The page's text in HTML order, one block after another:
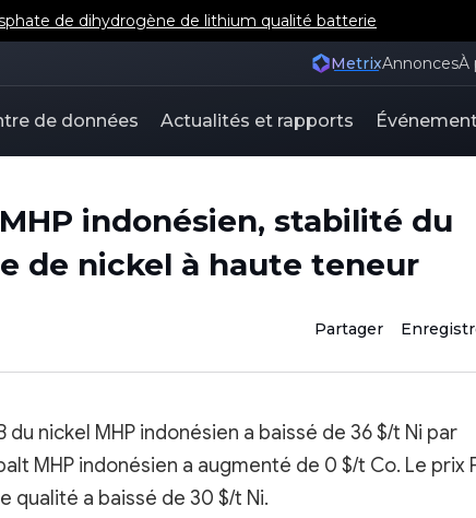
de dihydrogène de lithium qualité batterie
MetrixAnnoncesÀ
de données Actualités et rapports
indonésien, stabilité du
de nickel à haute teneur
Partager
du nickel MHP indonésien a baissé de 36 $/t Ni par
MHP indonésien a augmenté de 0 $/t Co. Le prix
qualité a baissé de 30 $/t Ni.